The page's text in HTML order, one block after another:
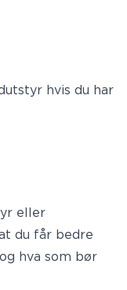
hvis du har
eller
du får bedre
hva som bør